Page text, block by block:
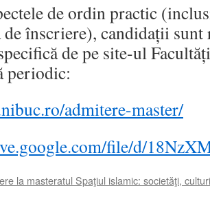
de ordin practic
înscriere), candidații sunt
de pe site-ul
periodic:
admitere-master/
file/d/
la masteratul Spaţiul islamic: societăţi,